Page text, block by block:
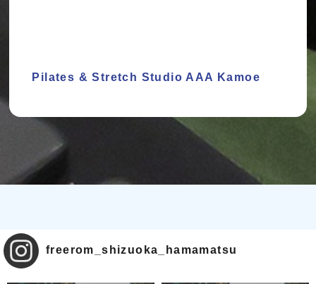
Pilates & Stretch Studio AAA Kamoe
freerom_shizuoka_hamamatsu